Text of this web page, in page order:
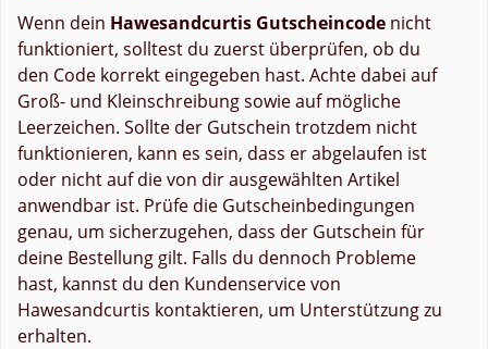
Wenn dein Hawesandcurtis Gutscheincode nicht
funktioniert, solltest du zuerst überprüfen, ob du
den Code korrekt eingegeben hast. Achte dabei auf
Groß- und Kleinschreibung sowie auf mögliche
Leerzeichen. Sollte der Gutschein trotzdem nicht
funktionieren, kann es sein, dass er abgelaufen ist
oder nicht auf die von dir ausgewählten Artikel
anwendbar ist. Prüfe die Gutscheinbedingungen
genau, um sicherzugehen, dass der Gutschein für
deine Bestellung gilt. Falls du dennoch Probleme
hast, kannst du den Kundenservice von
Hawesandcurtis kontaktieren, um Unterstützung zu
erhalten.